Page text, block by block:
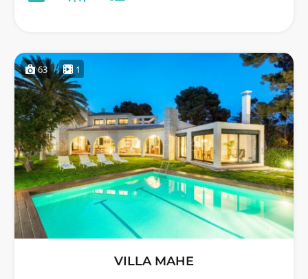
63 1
VILLA MAHE